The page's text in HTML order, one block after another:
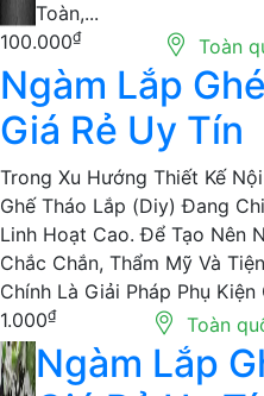
Trong Môi Trường Làm
Toàn,...
100.000
Toàn
Ngàm Lắp
Giá Rẻ Uy
Trong Xu Hướng Thiết
Bàn Ghế Tháo Lắp (Diy)
Nhờ Tính Linh Hoạt
Sắt Lắp Ráp Chắc Chắn,
Âm Dương 20X40 Chính
Khí...
1.000 ₫ Toàn